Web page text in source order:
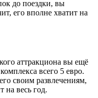
до поездки, вы
его вполне хватит на
аттракциона вы ещё
всего 5 евро.
своим развлечениям,
на весь год.